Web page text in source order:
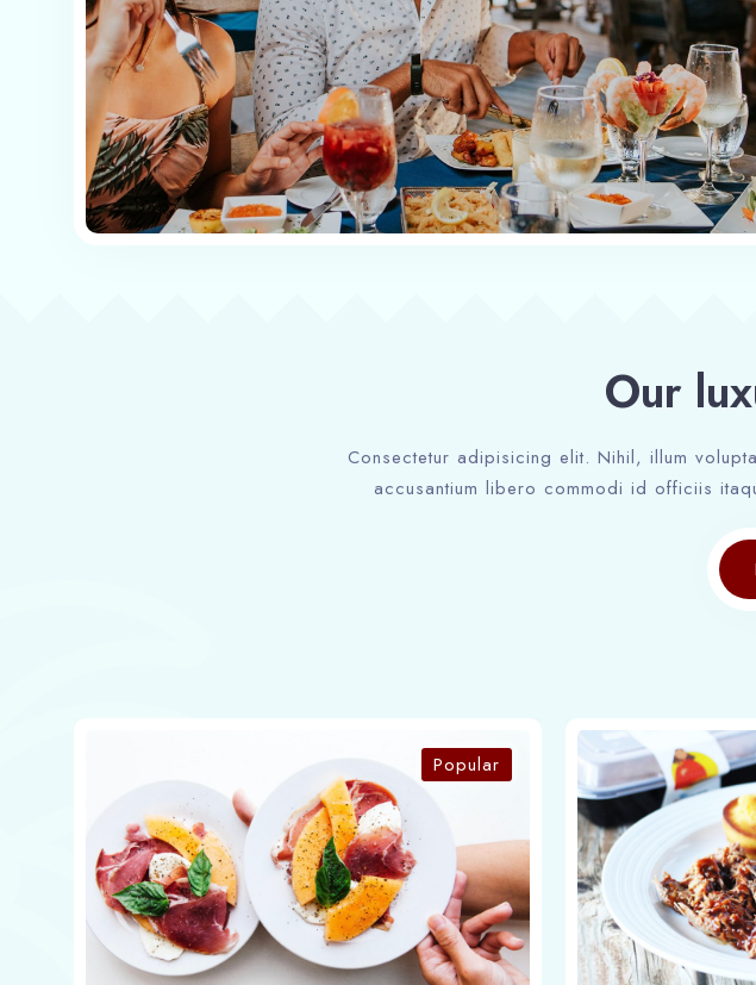
Our
Consectetur adipisicing elit. Nihil, illum
accusantium libero commodi id officiis
Popular